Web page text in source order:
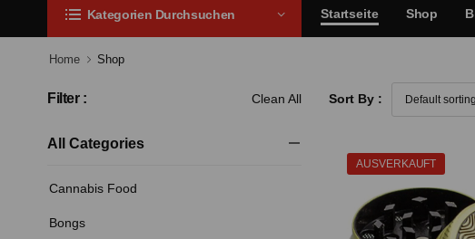
Kategorien Durchsuchen Startseite Shop
Home Shop
Filter : Clean All
All Categories
Cannabis Food
Bongs
Sort By :
AUSVERKAUFT